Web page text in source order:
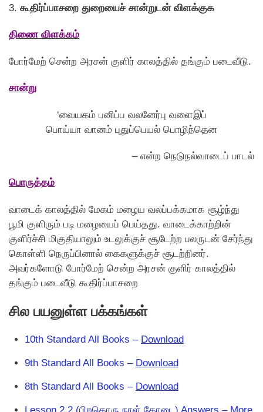
3. கூதிர்ப்பாசறை துறையைச் சான்றுடன் விளக்குக
திணை விளக்கம்
போர்மேற் சென்ற அரசன் குளிர் காலத்தில் தங்கும் படைவீடு.
சான்று
‘வையகம் பனிப்ப வலனேர்பு வளைஇப்
பொய்யா வானம் புதுப்பெயல் பொழிந்தென
– என்ற நெடுநல்வாடைப் பாடல்
பொருத்தம்
வாடைக் காலத்தில் மேகம் மழைய வலப்பக்கமாக சூழ்ந்து
பூமி குளிரும் படி மழையைப் பெய்தது. வாடைக்காற்றின்
குளிர்ச்சி மிகுதியாலும் உடலுக்குச் சூடேற்ற பலருடன் சேர்ந்து
கொள்ளி நெருப்பினால் கைகளுக்குச் சூடற்றினர்.
அவர்களோடு போர்மேற் சென்ற அரசன் குளிர் காலத்தில்
தங்கும் படைவீடு கூதிர்ப்பாசறை
சில பயனுள்ள பக்கங்கள்
10th Standard All Books – Download
9th Standard All Books – Download
8th Standard All Books – Download